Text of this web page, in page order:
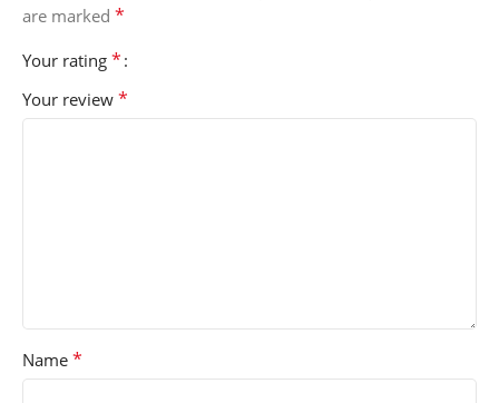
are marked *
Your rating *
Your review *
Name *